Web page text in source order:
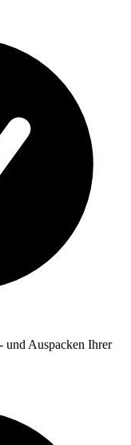
und Auspacken Ihrer